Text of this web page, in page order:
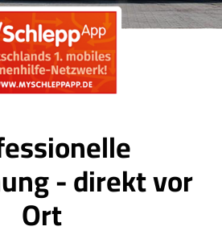
- direkt vor
Ort